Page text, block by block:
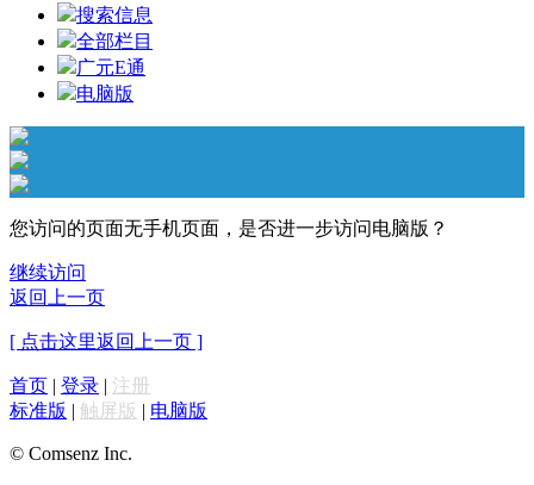
搜索信息
全部栏目
广元E通
电脑版
您访问的页面无手机页面，是否进一步访问电脑版？
继续访问
返回上一页
[ 点击这里返回上一页 ]
首页 | 登录 | 注册
标准版 | 触屏版 | 电脑版
© Comsenz Inc.